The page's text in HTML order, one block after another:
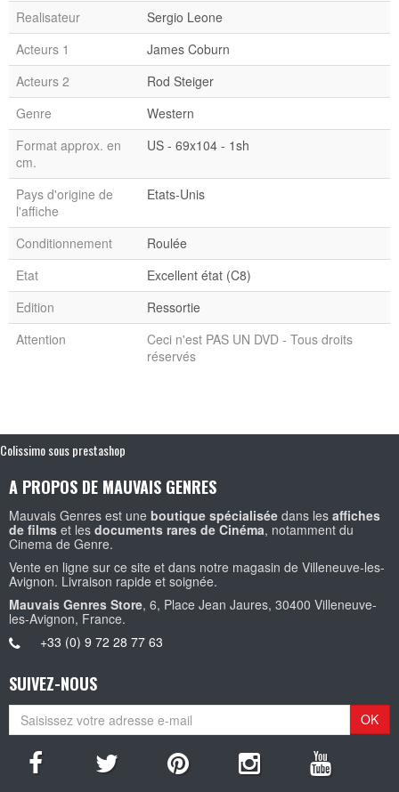
Realisateur
Sergio Leone
Acteurs 1
James Coburn
Acteurs 2
Rod Steiger
Genre
Western
Format approx. en
cm.
US - 69x104 - 1sh
Pays d'origine de
l'affiche
Etats-Unis
Conditionnement
Roulée
Etat
Excellent état (C8)
Edition
Ressortie
Attention
Ceci n'est PAS UN DVD - Tous droits
réservés
Colissimo sous prestashop
A PROPOS DE MAUVAIS GENRES
Mauvais Genres est une boutique spécialisée dans les affiches
de films et les documents rares de Cinéma, notamment du
Cinema de Genre.
Vente en ligne sur ce site et dans notre magasin de Villeneuve-les-
Avignon. Livraison rapide et soignée.
Mauvais Genres Store, 6, Place Jean Jaures, 30400 Villeneuve-
les-Avignon, France.
+33 (0) 9 72 28 77 63
SUIVEZ-NOUS
OK